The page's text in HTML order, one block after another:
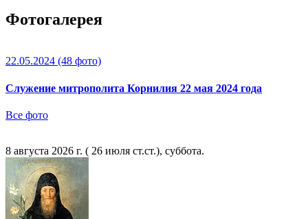
Фотогалерея
22.05.2024 (48 фото)
Служение митрополита Корнилия 22 мая 2024 года
Все фото
8 августа 2026 г. ( 26 июля ст.ст.), суббота.